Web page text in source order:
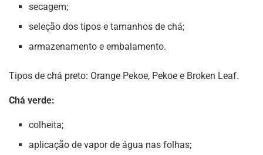
secagem;
seleção dos tipos e tamanhos de chá;
armazenamento e embalamento.
Tipos de chá preto: Orange Pekoe, Pekoe e Broken Leaf.
Chá verde:
colheita;
aplicação de vapor de água nas folhas;